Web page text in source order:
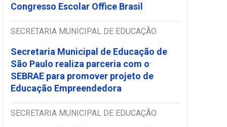
Congresso Escolar Office Brasil
SECRETARIA MUNICIPAL DE EDUCAÇÃO
Secretaria Municipal de Educação de
São Paulo realiza parceria com o
SEBRAE para promover projeto de
Educação Empreendedora
SECRETARIA MUNICIPAL DE EDUCAÇÃO